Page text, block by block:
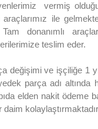
vermiş
ile
donanımlı
teslim eder.
değişimi ve işçiliğe 1
parça adı altında
elden nakit ödeme